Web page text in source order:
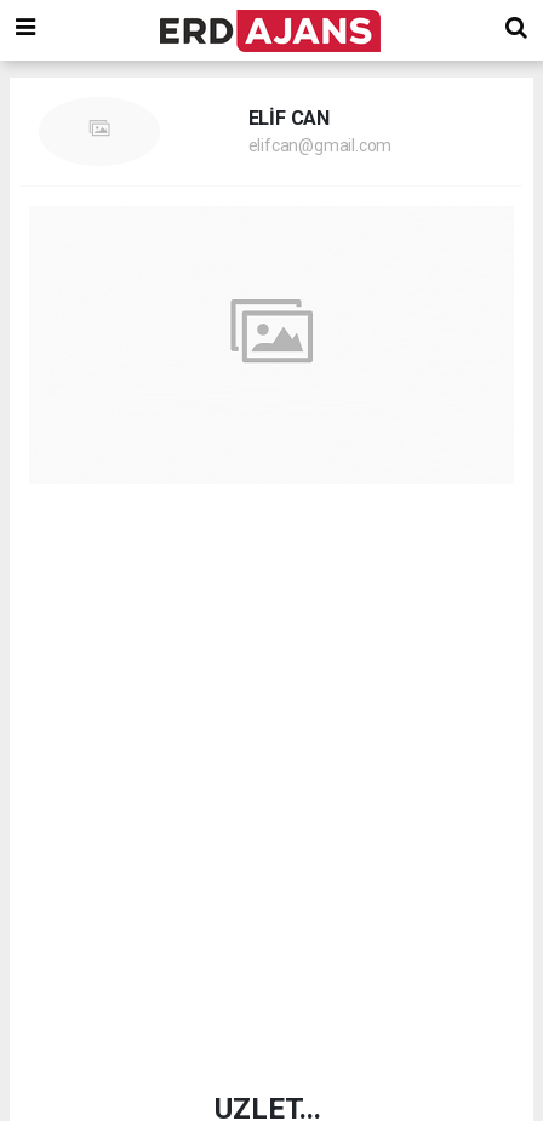
ELİF CAN
elifcan@gmail.com
UZLET...